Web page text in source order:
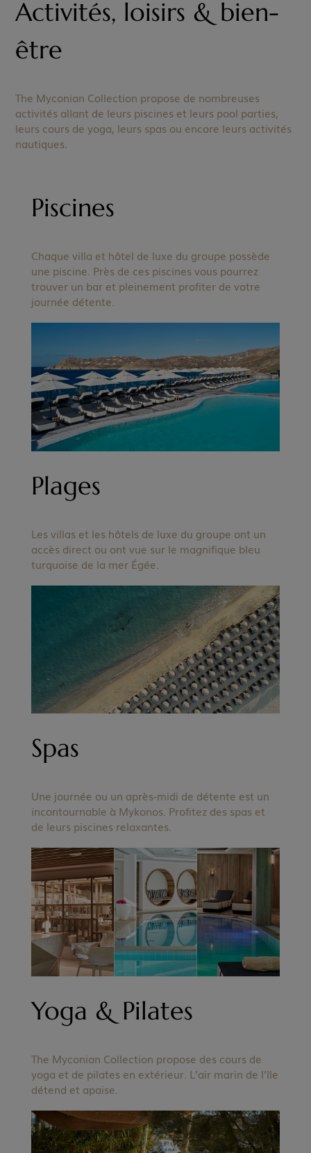
Activités, loisirs & bien-
être
The Myconian Collection propose de nombreuses
activités allant de leurs piscines et leurs pool parties,
leurs cours de yoga, leurs spas ou encore leurs activités
nautiques.
Piscines
Chaque villa et hôtel de luxe du groupe possède
une piscine. Près de ces piscines vous pourrez
trouver un bar et pleinement profiter de votre
journée détente.
Plages
Les villas et les hôtels de luxe du groupe ont un
accès direct ou ont vue sur le magnifique bleu
turquoise de la mer Égée.
Spas
Une journée ou un après-midi de détente est un
incontournable à Mykonos. Profitez des spas et
de leurs piscines relaxantes.
Yoga & Pilates
The Myconian Collection propose des cours de
yoga et de pilates en extérieur. L’air marin de l’île
détend et apaise.